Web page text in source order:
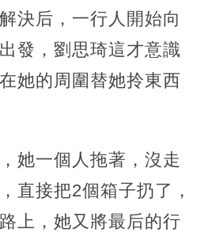
決后，一行人開始向
發，劉思琦這才意識
她的周圍替她拎東西
她一個人拖著，沒走
直接把2個箱子扔了，
上，她又將最后的行